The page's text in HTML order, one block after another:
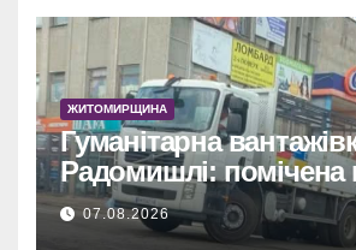
ЖИТОМИРЩИНА
Гуманітарна
Радомишлі: помічена
будівництві
об’єкта.
07.08.2026